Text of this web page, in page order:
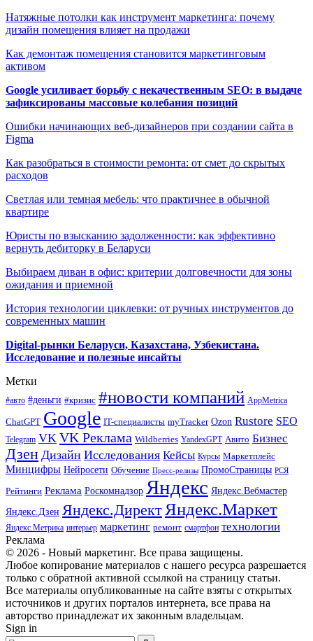
Натяжные потолки как инструмент маркетинга: почему
дизайн помещения влияет на продажи
Как демонтаж помещения становится маркетинговым
активом
Google усиливает борьбу с некачественным SEO: в выдаче
зафиксированы массовые колебания позиций
Ошибки начинающих веб-дизайнеров при создании сайта в
Figma
Как разобраться в стоимости ремонта: от смет до скрытых
расходов
Светлая или темная мебель: что практичнее в обычной
квартире
Юристы по взысканию задолженности: как эффективно
вернуть дебиторку в Беларуси
Выбираем диван в офис: критерии долговечности для зоны
ожидания и приемной
История технологии циклевки: от ручных инструментов до
современных машин
Digital-рынки Беларуси, Казахстана, Узбекистана.
Исследование и полезные инсайты
Метки
#авто #деньги #кризис #новости компаний AppMetrica
ChatGPT Google IT-специалисты myTracker Ozon Rustore SEO
Telegram VK VK Реклама Wildberries YandexGPT Авито Бизнес
Дзен Дизайн Исследования Кейсы Курсы Маркетплейс
Минцифры Нейросети Обучение Пресс-релизы ПромоСтраницы РСЯ
Рейтинги Реклама Роскомнадзор Яндекс Яндекс.Вебмастер
Яндекс.Дзен Яндекс.ДиректЯндекс.Маркет
Яндекс.Метрика интерьер маркетинг ремонт смартфон технологии
Реклама
© 2026 - Новый маркетинг. Все права защищены.
Любое копирование материалов с нашего ресурса разрешается
только с обратной активной ссылкой на страницу статьи.
Все материалы опубликованные на сайте взяты с открытых
источников и других порталов интернета, все права на
авторство принадлежат их законным владельцам.
Sign in